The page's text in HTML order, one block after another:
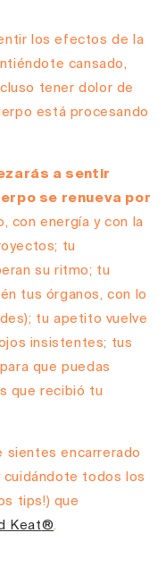
los efectos de la
cansado,
tener dolor de
está procesando
a sentir
se renueva por
con energía y con la
tu
su ritmo; tu
tus órganos, con lo
tu apetito vuelve
insistentes; tus
que puedas
que recibió tu
sientes encarrerado
cuidándote todos los
tips!) que
Keat®.